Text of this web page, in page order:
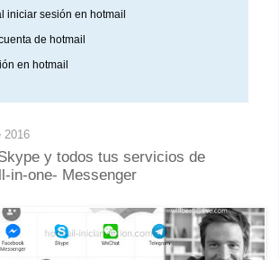
iniciar sesión en hotmail
de hotmail
en hotmail
2016
y todos tus servicios de
in-one- Messenger